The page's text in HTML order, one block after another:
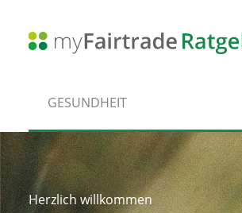
GESUNDHEIT
Herzlich willkommen